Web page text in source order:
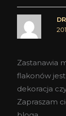
Zastanawia
flakonów
dekoracja
Zapraszam